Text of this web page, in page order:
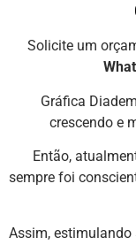
Solicite um
Gráfica
crescendo e
Então,
sempre foi
Assim,